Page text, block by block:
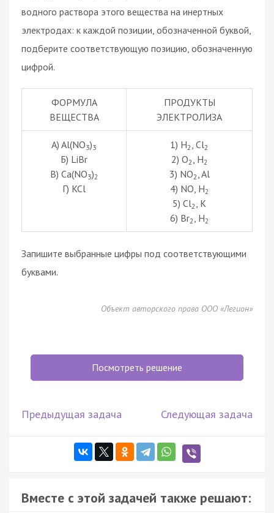
водного раствора этого вещества на инертных
электродах: к каждой позиции, обозначенной буквой,
подберите соответствующую позицию, обозначенную
цифрой.
ФОРМУЛА
ВЕЩЕСТВА
ПРОДУКТЫ
ЭЛЕКТРОЛИЗА
A) Al(NO3)3
Б) LiBr
В) Ca(NO3)2
Г) KCl
1) H2 , Cl2
2) O2 , H2
3) NO2 , Al
4) NO, H2
5) Cl2
, K
6) Br2 , H2
Запишите выбранные цифры под соответствующими
буквами.
Объект авторского права ООО «Легион»
Посмотреть решение
Предыдущая задача Следующая задача
Вместе с этой задачей также решают: